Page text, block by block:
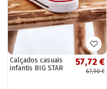
Calçados casuais
infantis BIG STAR
57,72 €
67,90 €